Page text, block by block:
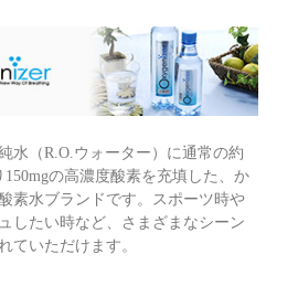
水（R.O.ウォーター）に通常の約
の高濃度酸素を充填した、か
素水ブランドです。スポーツ時や
したい時など、さまざまなシーン
ていただけます。